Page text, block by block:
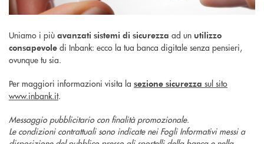
Uniamo i più avanzati sistemi di sicurezza ad un utilizzo
consapevole di Inbank: ecco la tua banca digitale senza pensieri,
ovunque tu sia.
Per maggiori informazioni visita la sezione sicurezza sul sito
www.inbank.it.
Messaggio pubblicitario con finalità promozionale.
Le condizioni contrattuali sono indicate nei Fogli Informativi messi a